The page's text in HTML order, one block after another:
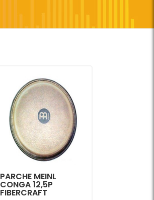
PARCHE MEINL
CONGA 12,5P
FIBERCRAFT